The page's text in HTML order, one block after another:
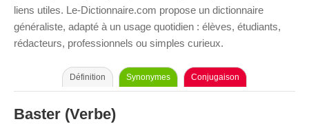
liens utiles. Le-Dictionnaire.com propose un dictionnaire
généraliste, adapté à un usage quotidien : élèves, étudiants,
rédacteurs, professionnels ou simples curieux.
Définition Synonymes Conjugaison
Baster (Verbe)